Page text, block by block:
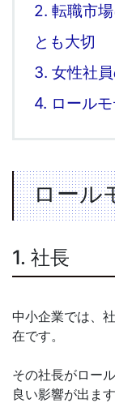
2. 転職市
とも大切
3. 女性社
4. ロール
ロール
1. 社長
中小企業では、
在です。
その社長がロー
良い影響が出ます